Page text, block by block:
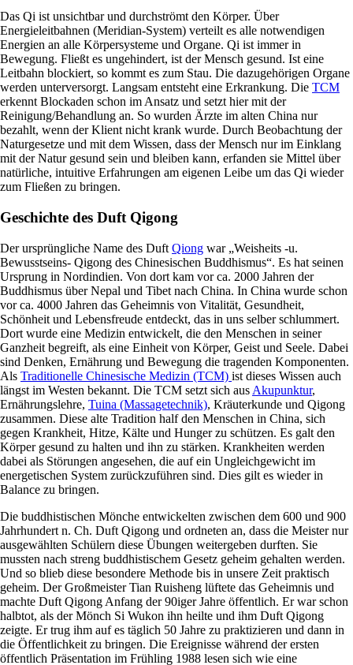
Das Qi ist unsichtbar und durchströmt den Körper. Über
Energieleitbahnen (Meridian-System) verteilt es alle notwendigen
Energien an alle Körpersysteme und Organe. Qi ist immer in
Bewegung. Fließt es ungehindert, ist der Mensch gesund. Ist eine
Leitbahn blockiert, so kommt es zum Stau. Die dazugehörigen Organe
werden unterversorgt. Langsam entsteht eine Erkrankung. Die TCM
erkennt Blockaden schon im Ansatz und setzt hier mit der
Reinigung/Behandlung an. So wurden Ärzte im alten China nur
bezahlt, wenn der Klient nicht krank wurde. Durch Beobachtung der
Naturgesetze und mit dem Wissen, dass der Mensch nur im Einklang
mit der Natur gesund sein und bleiben kann, erfanden sie Mittel über
natürliche, intuitive Erfahrungen am eigenen Leibe um das Qi wieder
zum Fließen zu bringen.
Geschichte des Duft Qigong
Der ursprüngliche Name des Duft Qiong war „Weisheits -u.
Bewusstseins- Qigong des Chinesischen Buddhismus“. Es hat seinen
Ursprung in Nordindien. Von dort kam vor ca. 2000 Jahren der
Buddhismus über Nepal und Tibet nach China. In China wurde schon
vor ca. 4000 Jahren das Geheimnis von Vitalität, Gesundheit,
Schönheit und Lebensfreude entdeckt, das in uns selber schlummert.
Dort wurde eine Medizin entwickelt, die den Menschen in seiner
Ganzheit begreift, als eine Einheit von Körper, Geist und Seele. Dabei
sind Denken, Ernährung und Bewegung die tragenden Komponenten.
Als Traditionelle Chinesische Medizin (TCM) ist dieses Wissen auch
längst im Westen bekannt. Die TCM setzt sich aus Akupunktur,
Ernährungslehre, Tuina (Massagetechnik), Kräuterkunde und Qigong
zusammen. Diese alte Tradition half den Menschen in China, sich
gegen Krankheit, Hitze, Kälte und Hunger zu schützen. Es galt den
Körper gesund zu halten und ihn zu stärken. Krankheiten werden
dabei als Störungen angesehen, die auf ein Ungleichgewicht im
energetischen System zurückzuführen sind. Dies gilt es wieder in
Balance zu bringen.
Die buddhistischen Mönche entwickelten zwischen dem 600 und 900
Jahrhundert n. Ch. Duft Qigong und ordneten an, dass die Meister nur
ausgewählten Schülern diese Übungen weitergeben durften. Sie
mussten nach streng buddhistischem Gesetz geheim gehalten werden.
Und so blieb diese besondere Methode bis in unsere Zeit praktisch
geheim. Der Großmeister Tian Ruisheng lüftete das Geheimnis und
machte Duft Qigong Anfang der 90iger Jahre öffentlich. Er war schon
halbtot, als der Mönch Si Wukon ihn heilte und ihm Duft Qigong
zeigte. Er trug ihm auf es täglich 50 Jahre zu praktizieren und dann in
die Öffentlichkeit zu bringen. Die Ereignisse während der ersten
öffentlich Präsentation im Frühling 1988 lesen sich wie eine